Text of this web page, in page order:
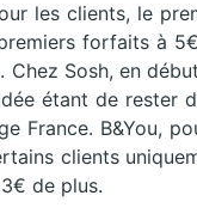
les clients, le
forfaits à
Sosh, en
étant de rester
France. B&You,
clients
de plus.